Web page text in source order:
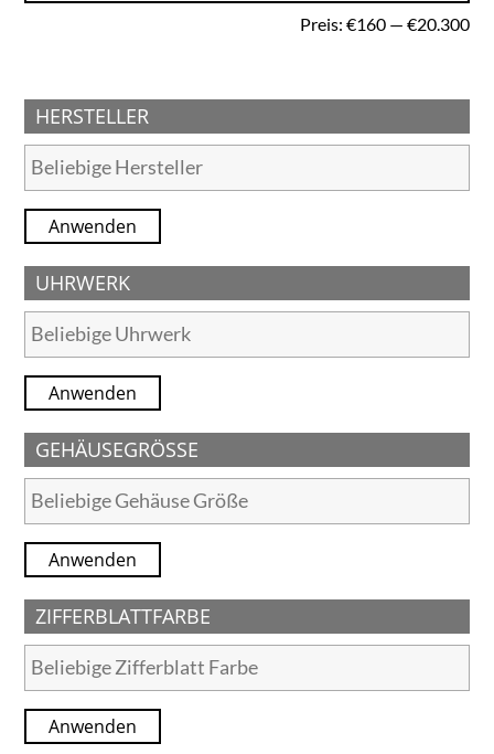
Preis: €160— €20.300
HERSTELLER
Anwenden
UHRWERK
Anwenden
GEHÄUSEGRÖSSE
Anwenden
ZIFFERBLATTFARBE
Anwenden